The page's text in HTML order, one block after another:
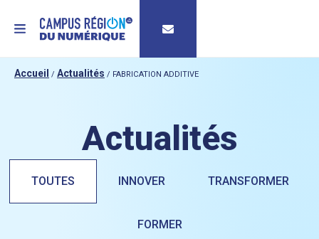
MENU
Accueil / Actualités / FABRICATION ADDITIVE
Actualités
TOUTES INNOVER TRANSFORMER
FORMER